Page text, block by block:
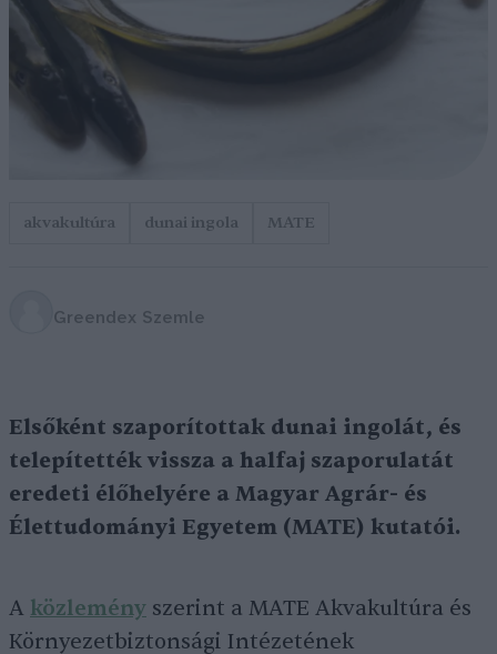
akvakultúra dunai ingola MATE
Greendex Szemle
Elsőként szaporítottak dunai ingolát, és
telepítették vissza a halfaj szaporulatát
eredeti élőhelyére a Magyar Agrár- és
Élettudományi Egyetem (MATE) kutatói.
A közlemény szerint a MATE Akvakultúra és
Környezetbiztonsági Intézetének